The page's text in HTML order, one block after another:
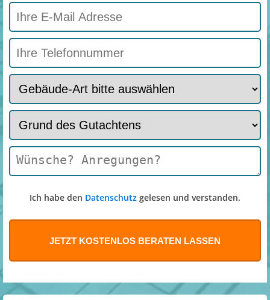
Ich habe den Datenschutz gelesen und verstanden.